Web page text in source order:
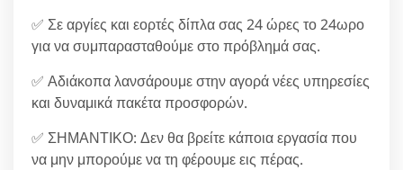
✅ Σε αργίες και εορτές δίπλα σας 24 ώρες το 24ωρο
για να συμπαρασταθούμε στο πρόβλημά σας.
✅ Αδιάκοπα λανσάρουμε στην αγορά νέες υπηρεσίες
και δυναμικά πακέτα προσφορών.
✅ ΣΗΜΑΝΤΙΚΟ: Δεν θα βρείτε κάποια εργασία που
να μην μπορούμε να τη φέρουμε εις πέρας.